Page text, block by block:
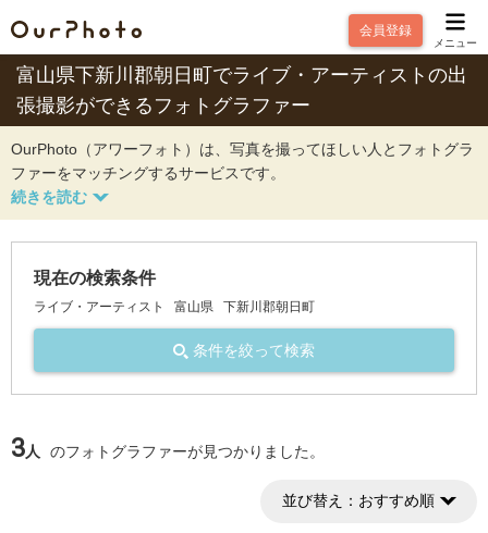
会員登録
メニュー
富山県下新川郡朝日町でライブ・アーティストの出
張撮影ができるフォトグラファー
OurPhoto（アワーフォト）は、写真を撮ってほしい人とフォトグラ
ファーをマッチングするサービスです。
現在の検索条件
ライブ・アーティスト 富山県 下新川郡朝日町
条件を絞って検索
3人 のフォトグラファーが見つかりました。
並び替え： おすすめ順